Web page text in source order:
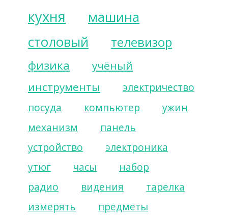
кухня
машина
столовый
телевизор
физика
учёный
инструменты
электричество
посуда
компьютер
ужин
механизм
панель
устройство
электроника
утюг
часы
набор
радио
видения
тарелка
измерять
предметы